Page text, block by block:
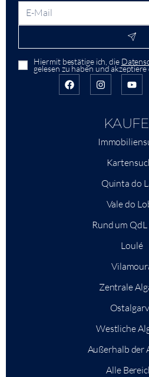
Hiermit bestätige ich, die
gelesen zu haben und akzeptiere
Quinta do
Vale do
Rund um QdL
Loulé
Zentrale
Westliche
Außerhalb der
Alle